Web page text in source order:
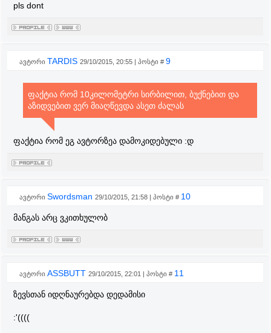
pls dont
ავტორი TARDIS 29/10/2015, 20:55 | პოსტი # 9
ფაქტია რომ 10კილომეტრი სირბილით, ბუქნებით და
აზიდვებით ვერ მიაღწევდა ასეთ ძალას
ფაქტია რომ ეგ ავტორზეა დამოკიდებული :დ
ავტორი Swordsman 29/10/2015, 21:58 | პოსტი # 10
მანგას არც ვკითხულობ
ავტორი ASSBUTT 29/10/2015, 22:01 | პოსტი # 11
ზევსთან იდღნაურებდა დედამისი
:'((((